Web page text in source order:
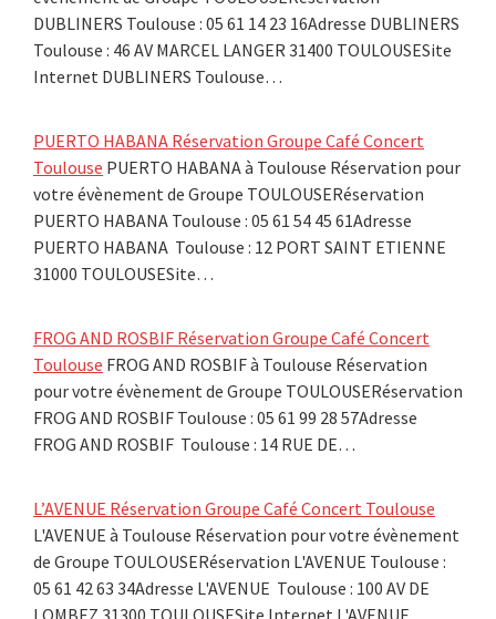
DUBLINERS Toulouse : 05 61 14 23 16Adresse DUBLINERS
Toulouse : 46 AV MARCEL LANGER 31400 TOULOUSESite
Internet DUBLINERS Toulouse…
PUERTO HABANA Réservation Groupe Café Concert
Toulouse PUERTO HABANA à Toulouse Réservation pour
votre évènement de Groupe TOULOUSERéservation
PUERTO HABANA Toulouse : 05 61 54 45 61Adresse
PUERTO HABANA Toulouse : 12 PORT SAINT ETIENNE
31000 TOULOUSESite…
FROG AND ROSBIF Réservation Groupe Café Concert
Toulouse FROG AND ROSBIF à Toulouse Réservation
pour votre évènement de Groupe TOULOUSERéservation
FROG AND ROSBIF Toulouse : 05 61 99 28 57Adresse
FROG AND ROSBIF Toulouse : 14 RUE DE…
L’AVENUE Réservation Groupe Café Concert Toulouse
L'AVENUE à Toulouse Réservation pour votre évènement
de Groupe TOULOUSERéservation L'AVENUE Toulouse :
05 61 42 63 34Adresse L'AVENUE Toulouse : 100 AV DE
LOMBEZ 31300 TOULOUSESite Internet L'AVENUE